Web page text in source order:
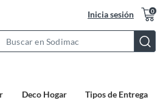
Inicia sesión 0
Bar
Deco Hogar Tipos de Entrega